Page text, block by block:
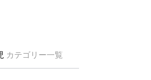
カテゴリー一覧